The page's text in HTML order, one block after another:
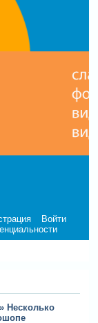
Войти
» Несколько